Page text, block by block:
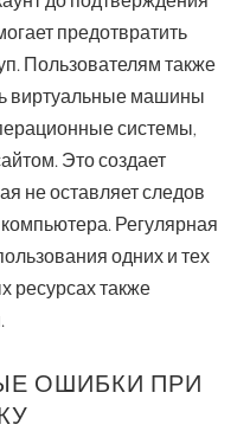
предотвратить
Пользователям также
виртуальные машины
системы,
Это создает
не оставляет следов
Регулярная
одних и тех
ресурсах также
ОШИБКИ ПРИ